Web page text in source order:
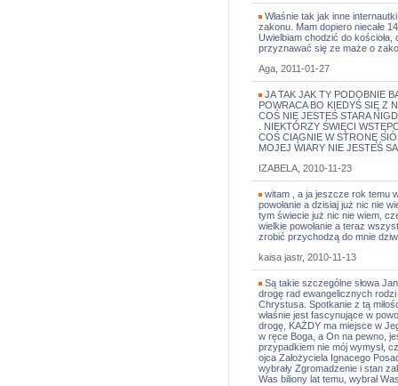
Właśnie tak jak inne
zakonu. Mam dopiero niecałe
Uwielbiam chodzić do
przyznawać się ze maże o
Aga, 2011-01-27
JA TAK JAK TY PODOBNIE
POWRACA BO KIEDYŚ SIĘ Z
COŚ NIE JESTEŚ STARA
. NIEKTÓRZY ŚWIĘCI
COŚ CIĄGNIE W STRONĘ
MOJEJ WIARY NIE JESTEŚ
IZABELA, 2010-11-23
witam , a ja jeszcze rok temu
powołanie a dzisiaj już nic nie
tym świecie już nic nie wiem,
wielkie powołanie a teraz
zrobić przychodzą do mnie
kaisa jastr, 2010-11-13
Są takie szczególne słowa
drogę rad ewangelicznych
Chrystusa. Spotkanie z tą
właśnie jest fascynujące w
drogę, KAŻDY ma miejsce w
w ręce Boga, a On na pewno,
przypadkiem nie mój wymysł,
ojca Założyciela Ignacego
wybrały Zgromadzenie i stan
Was biliony lat temu, wybrał